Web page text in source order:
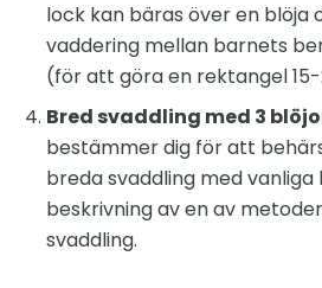
lock kan bäras över en blöja
vaddering mellan barnets
(för att göra en rektangel
Bred svaddling med 3
bestämmer dig för att
breda svaddling med vanliga
beskrivning av en av
svaddling.